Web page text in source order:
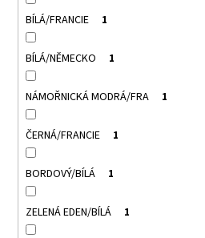
BÍLÁ/FRANCIE 1
BÍLÁ/NĚMECKO 1
NÁMOŘNICKÁ MODRÁ/FRA 1
ČERNÁ/FRANCIE 1
BORDOVÝ/BÍLÁ 1
ZELENÁ EDEN/BÍLÁ 1